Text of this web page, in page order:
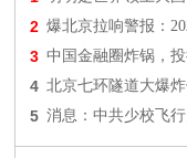
2 爆北京拉响警报：
3 中国金融圈炸锅，
4 北京七环隧道大爆
5 消息：中共少校飞